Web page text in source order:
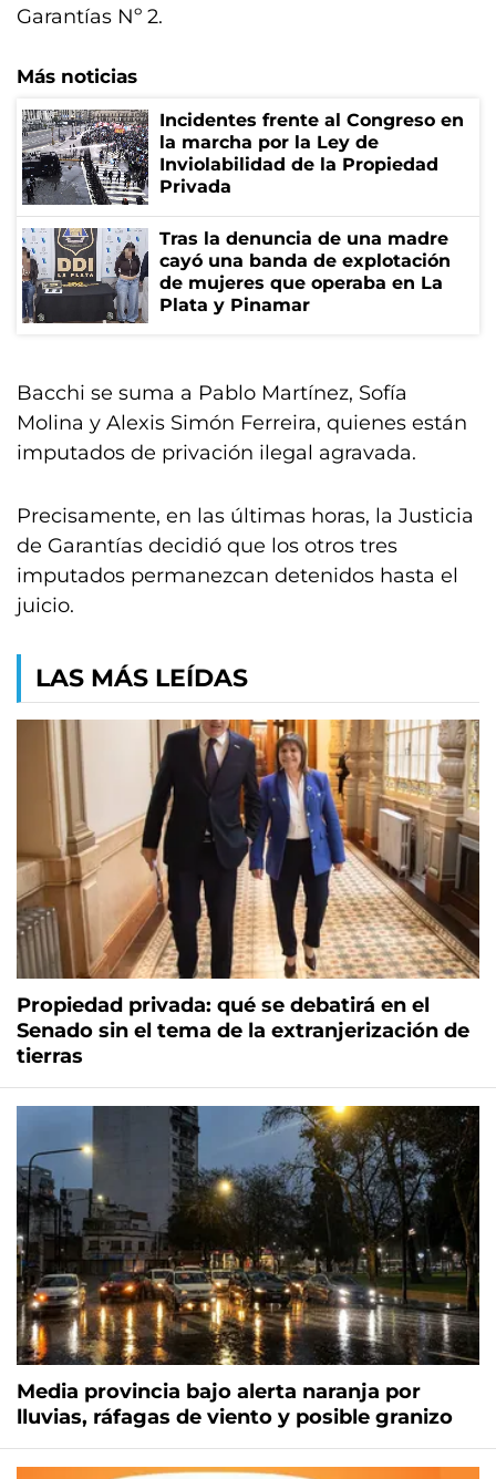
Garantías Nº 2.
Más noticias
Incidentes frente al Congreso en
la marcha por la Ley de
Inviolabilidad de la Propiedad
Privada
Tras la denuncia de una madre
cayó una banda de explotación
de mujeres que operaba en La
Plata y Pinamar
Bacchi se suma a Pablo Martínez, Sofía
Molina y Alexis Simón Ferreira, quienes están
imputados de privación ilegal agravada.
Precisamente, en las últimas horas, la Justicia
de Garantías decidió que los otros tres
imputados permanezcan detenidos hasta el
juicio.
LAS MÁS LEÍDAS
Propiedad privada: qué se debatirá en el
Senado sin el tema de la extranjerización de
tierras
Media provincia bajo alerta naranja por
lluvias, ráfagas de viento y posible granizo